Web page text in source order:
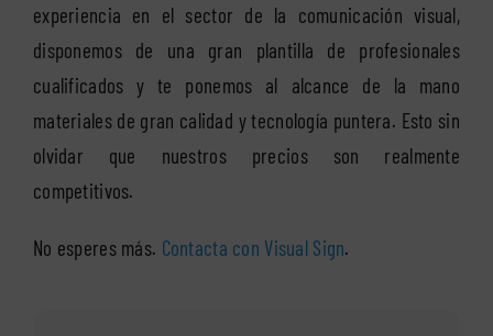
experiencia en el sector de la comunicación visual,
disponemos de una gran plantilla de profesionales
cualificados y te ponemos al alcance de la mano
materiales de gran calidad y tecnología puntera. Esto sin
olvidar que nuestros precios son realmente
competitivos.
No esperes más. Contacta con Visual Sign.